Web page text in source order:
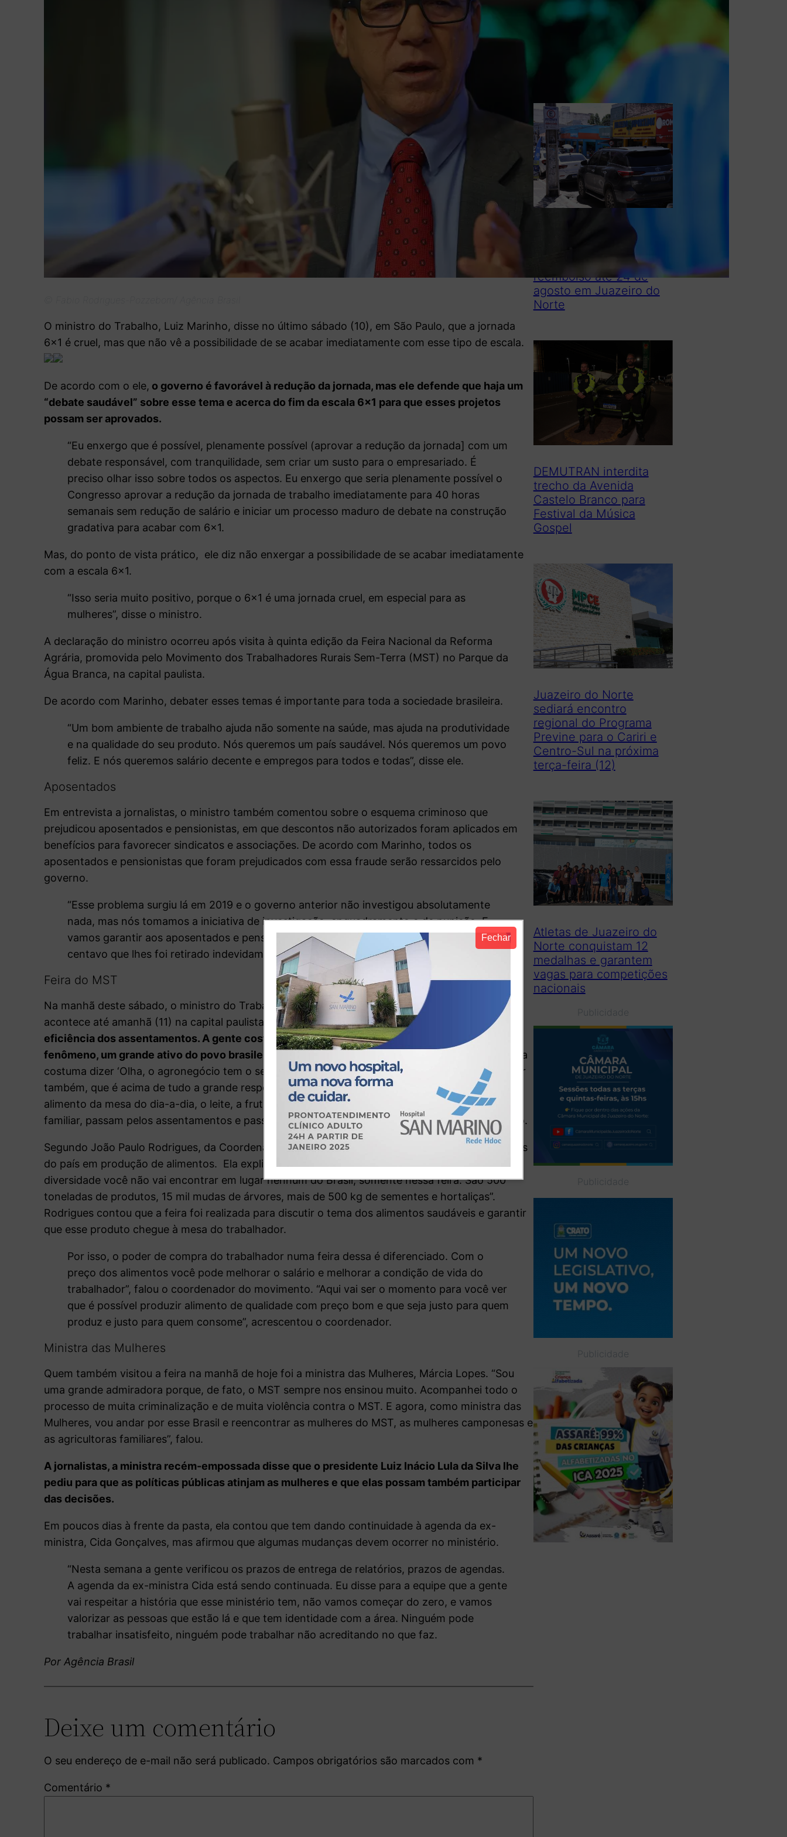
Fechar
O ministro do Trabalho, Luiz Marinho, disse no último sábado (10), em São Paulo, que a jornada
6×1 é cruel, mas que não vê a possibilidade de se acabar imediatamente com esse tipo de escala.
De acordo com o ele, o governo é favorável à redução da jornada, mas ele defende que haja um
“debate saudável” sobre esse tema e acerca do fim da escala 6×1 para que esses projetos
possam ser aprovados.
“Eu enxergo que é possível, plenamente possível (aprovar a redução da jornada] com um
debate responsável, com tranquilidade, sem criar um susto para o empresariado. É
preciso olhar isso sobre todos os aspectos. Eu enxergo que seria plenamente possível o
Congresso aprovar a redução da jornada de trabalho imediatamente para 40 horas
semanais sem redução de salário e iniciar um processo maduro de debate na construção
gradativa para acabar com 6×1.
Mas, do ponto de vista prático, ele diz não enxergar a possibilidade de se acabar imediatamente
com a escala 6×1.
“Isso seria muito positivo, porque o 6×1 é uma jornada cruel, em especial para as
mulheres”, disse o ministro.
A declaração do ministro ocorreu após visita à quinta edição da Feira Nacional da Reforma
Agrária, promovida pelo Movimento dos Trabalhadores Rurais Sem-Terra (MST) no Parque da
Água Branca, na capital paulista.
De acordo com Marinho, debater esses temas é importante para toda a sociedade brasileira.
“Um bom ambiente de trabalho ajuda não somente na saúde, mas ajuda na produtividade
e na qualidade do seu produto. Nós queremos um país saudável. Nós queremos um povo
feliz. E nós queremos salário decente e empregos para todos e todas”, disse ele.
Aposentados
Em entrevista a jornalistas, o ministro também comentou sobre o esquema criminoso que
prejudicou aposentados e pensionistas, em que descontos não autorizados foram aplicados em
benefícios para favorecer sindicatos e associações. De acordo com Marinho, todos os
aposentados e pensionistas que foram prejudicados com essa fraude serão ressarcidos pelo
governo.
“Esse problema surgiu lá em 2019 e o governo anterior não investigou absolutamente
nada, mas nós tomamos a iniciativa de investigação, enquadramento e de punição. E
vamos garantir aos aposentados e pensionistas que eles serão ressarcidos de cada
centavo que lhes foi retirado indevidamente”, declarou.
Feira do MST
Na manhã deste sábado, o ministro do Trabalho visitou aFeira Nacional da Reforma Agrária
, que
acontece até amanhã (11) na capital paulista.
“Estamos mostrando para o Brasil o tamanho da
eficiência dos assentamentos. A gente costuma dizer que a agricultura no Brasil é um grande
fenômeno, um grande ativo do povo brasileiro e tem espaço para todo mundo.
O presidente Lula
costuma dizer ‘Olha, o agronegócio tem o seu espaço, mas tem um espaço da agricultura familiar
também, que é acima de tudo a grande responsável de alimentar a população brasileira’. O
alimento da mesa do dia-a-dia, o leite, a fruta, o arroz, o feijão e o trigo passam pela agricultura
familiar, passam pelos assentamentos e passam pelo debate de reforma agrária”, falou o ministro.
Segundo João Paulo Rodrigues, da Coordenação Nacional do MST, essa é uma das maiores feiras
do país em produção de alimentos. Ela explicou que são mais de 1.850 itens diferentes. “Essa
diversidade você não vai encontrar em lugar nenhum do Brasil, somente nessa feira. São 500
toneladas de produtos, 15 mil mudas de árvores, mais de 500 kg de sementes e hortaliças”.
Rodrigues contou que a feira foi realizada para discutir o tema dos alimentos saudáveis e garantir
que esse produto chegue à mesa do trabalhador.
Por isso, o poder de compra do trabalhador numa feira dessa é diferenciado. Com o
preço dos alimentos você pode melhorar o salário e melhorar a condição de vida do
trabalhador”, falou o coordenador do movimento. “Aqui vai ser o momento para você ver
que é possível produzir alimento de qualidade com preço bom e que seja justo para quem
produz e justo para quem consome”, acrescentou o coordenador.
Ministra das Mulheres
Quem também visitou a feira na manhã de hoje foi a ministra das Mulheres, Márcia Lopes. “Sou
uma grande admiradora porque, de fato, o MST sempre nos ensinou muito. Acompanhei todo o
processo de muita criminalização e de muita violência contra o MST. E agora, como ministra das
Mulheres, vou andar por esse Brasil e reencontrar as mulheres do MST, as mulheres camponesas e
as agricultoras familiares”, falou.
A jornalistas, a ministra recém-empossada disse que o presidente Luiz Inácio Lula da Silva lhe
pediu para que as políticas públicas atinjam as mulheres e que elas possam também participar
das decisões.
Em poucos dias à frente da pasta, ela contou que tem dando continuidade à agenda da ex-
ministra, Cida Gonçalves, mas afirmou que algumas mudanças devem ocorrer no ministério.
“Nesta semana a gente verificou os prazos de entrega de relatórios, prazos de agendas.
A agenda da ex-ministra Cida está sendo continuada. Eu disse para a equipe que a gente
vai respeitar a história que esse ministério tem, não vamos começar do zero, e vamos
valorizar as pessoas que estão lá e que tem identidade com a área. Ninguém pode
trabalhar insatisfeito, ninguém pode trabalhar não acreditando no que faz.
Por Agência Brasil
Deixe um comentário
O seu endereço de e-mail não será publicado. Campos obrigatórios são marcados com *
Comentário *
defende causas do
esporte, dos animais e
neurodivergentes
Usuários da Zona Azul
atendimento e
reembolso até 24 de
agosto em Juazeiro do
Norte
DEMUTRAN interdita
trecho da Avenida
Castelo Branco para
Festival da Música
Gospel
Juazeiro do Norte
sediará encontro
regional do Programa
Previne para o Cariri e
Centro-Sul na próxima
terça-feira (12)
Atletas de Juazeiro do
Norte conquistam 12
medalhas e garantem
vagas para competições
nacionais
Publicidade
Publicidade
Publicidade